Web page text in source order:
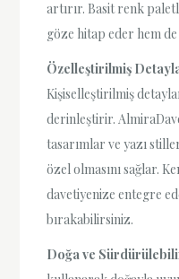
artırır. Basit renk
göze hitap eder hem de
Özelleştirilmiş
Kişiselleştirilmiş
derinleştirir.
tasarımlar ve yazı
özel olmasını sağlar.
davetiyenize entegre
bırakabilirsiniz.
Doğa ve